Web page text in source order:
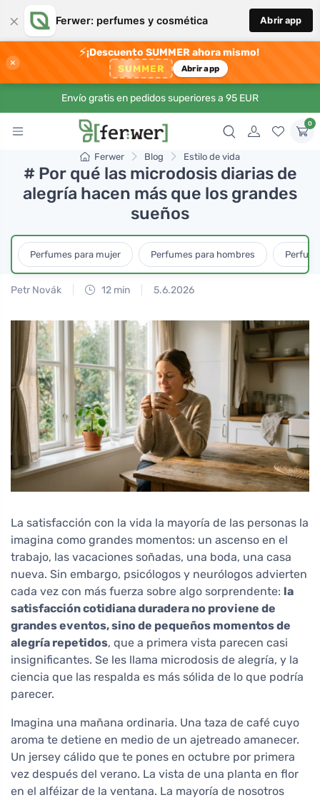
× Ferwer: perfumes y cosmética Abrir app
×
⚡¡Descuento SUMMER ahora mismo!
SUMMER Abrir app
Envío gratis en pedidos superiores a 95 EUR
0
Ferwer Blog Estilo de vida
# Por qué las microdosis diarias de
alegría hacen más que los grandes
sueños
Perfumes para mujer Perfumes para hombres
Petr Novák 12 min 5.6.2026
La satisfacción con la vida la mayoría de las personas la
imagina como grandes momentos: un ascenso en el
trabajo, las vacaciones soñadas, una boda, una casa
nueva. Sin embargo, psicólogos y neurólogos advierten
cada vez con más fuerza sobre algo sorprendente: la
satisfacción cotidiana duradera no proviene de
grandes eventos, sino de pequeños momentos de
alegría repetidos, que a primera vista parecen casi
insignificantes. Se les llama microdosis de alegría, y la
ciencia que las respalda es más sólida de lo que podría
parecer.
Imagina una mañana ordinaria. Una taza de café cuyo
aroma te detiene en medio de un ajetreado amanecer.
Un jersey cálido que te pones en octubre por primera
vez después del verano. La vista de una planta en flor
en el alféizar de la ventana. La mayoría de nosotros